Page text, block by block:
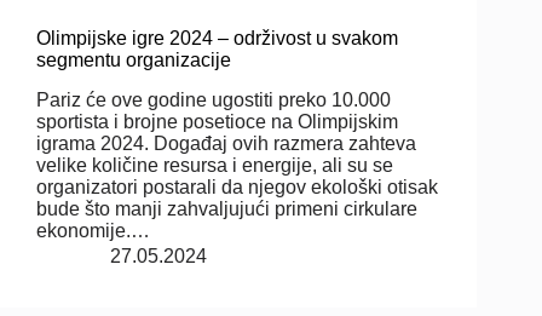
Olimpijske igre 2024 – održivost u svakom
segmentu organizacije
Pariz će ove godine ugostiti preko 10.000
sportista i brojne posetioce na Olimpijskim
igrama 2024. Događaj ovih razmera zahteva
velike količine resursa i energije, ali su se
organizatori postarali da njegov ekološki otisak
bude što manji zahvaljujući primeni cirkulare
ekonomije.…
27.05.2024